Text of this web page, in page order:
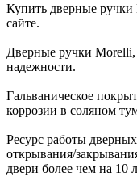
Купить дверные
сайте.
Дверные ручки Morelli,
надежности.
Гальваническое
коррозии в соляном
Ресурс работы
открывания/
двери более чем на 10